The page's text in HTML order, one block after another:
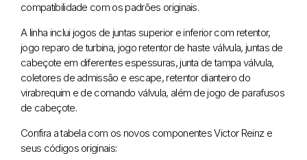
compatibilidade com os padrões originais.
A linha inclui jogos de juntas superior e inferior com retentor,
jogo reparo de turbina, jogo retentor de haste válvula, juntas de
cabeçote em diferentes espessuras, junta de tampa válvula,
coletores de admissão e escape, retentor dianteiro do
virabrequim e de comando válvula, além de jogo de parafusos
de cabeçote.
Confira a tabela com os novos componentes Victor Reinz e
seus códigos originais: